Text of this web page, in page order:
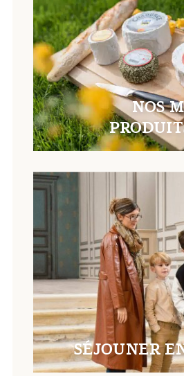
NOS
SÉJOUNER